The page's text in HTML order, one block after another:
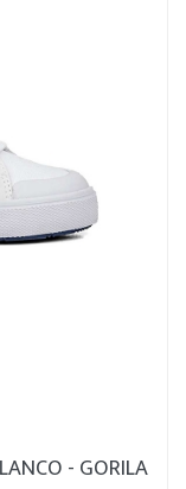
- GORILA